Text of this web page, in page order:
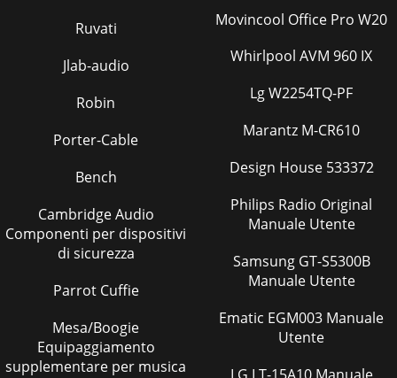
Ruvati
Jlab-audio
Robin
Porter-Cable
Bench
Cambridge Audio
Componenti per dispositivi
di sicurezza
Parrot Cuffie
Mesa/Boogie
Equipaggiamento
supplementare per musica
Movincool Office Pro W20
Whirlpool AVM 960 IX
Lg W2254TQ-PF
Marantz M-CR610
Design House 533372
Philips Radio Original
Manuale Utente
Samsung GT-S5300B
Manuale Utente
Ematic EGM003 Manuale
Utente